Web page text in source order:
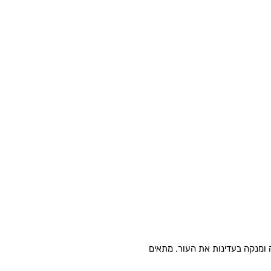
ומנקה בעדינות את העור. מתאים